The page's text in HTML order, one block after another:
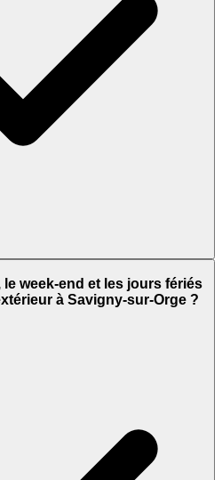
le week-end et les jours fériés
à Savigny-sur-Orge ?